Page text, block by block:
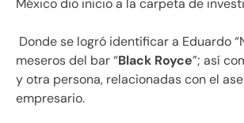
México dio inicio a la carpeta de
Donde se logró identificar a Eduardo
meseros del bar “Black Royce”; así
y otra persona, relacionadas con el
empresario.